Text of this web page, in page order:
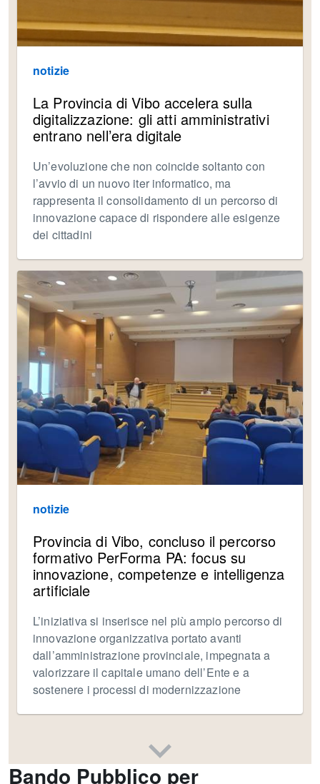
notizie
La Provincia di Vibo accelera sulla
digitalizzazione: gli atti amministrativi
entrano nell’era digitale
Un’evoluzione che non coincide soltanto con
l’avvio di un nuovo iter informatico, ma
rappresenta il consolidamento di un percorso di
innovazione capace di rispondere alle esigenze
dei cittadini
notizie
Provincia di Vibo, concluso il percorso
formativo PerForma PA: focus su
innovazione, competenze e intelligenza
artificiale
L’iniziativa si inserisce nel più ampio percorso di
innovazione organizzativa portato avanti
dall’amministrazione provinciale, impegnata a
valorizzare il capitale umano dell’Ente e a
sostenere i processi di modernizzazione
Bando Pubblico per